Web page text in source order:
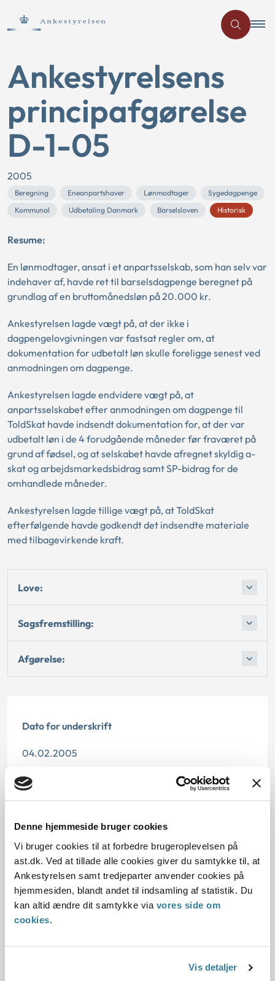
Denne hjemmeside bruger cookies
Vi bruger cookies til at forbedre brugeroplevelsen på
ast.dk. Ved at tillade alle cookies giver du samtykke til, at
Ankestyrelsen samt tredjeparter anvender cookies på
hjemmesiden, blandt andet til indsamling af statistik. Du
kan altid ændre dit samtykke via vores side om
cookies.
Vis detaljer
Ankestyrelsens
principafgørelse
D-1-05
2005
Beregning Eneanpartshaver Lønmodtager
Sygedagpenge
Kommunal
Udbetaling Danmark Barselsloven Historisk
Resume:
En lønmodtager, ansat i et anpartsselskab, som han selv var
indehaver af, havde ret til barselsdagpenge beregnet på
grundlag af en bruttomånedsløn på 20.000 kr.
Ankestyrelsen lagde vægt på, at der ikke i
dagpengelovgivningen var fastsat regler om, at
dokumentation for udbetalt løn skulle foreligge senest ved
anmodningen om dagpenge.
Ankestyrelsen lagde endvidere vægt på, at
anpartsselskabet efter anmodningen om dagpenge til
ToldSkat havde indsendt dokumentation for, at der var
udbetalt løn i de 4 forudgående måneder før fraværet på
grund af fødsel, og at selskabet havde afregnet skyldig a-
skat og arbejdsmarkedsbidrag samt SP-bidrag for de
omhandlede måneder.
Ankestyrelsen lagde tillige vægt på, at ToldSkat
efterfølgende havde godkendt det indsendte materiale
med tilbagevirkende kraft.
Love:
Sagsfremstilling:
Afgørelse:
Dato for underskrift
04.02.2005
Offentliggørelsesdato
Denne principafgørelse er kasseret den 2. april
2013, da den er erstattet af principafgørelse 45-13.
Paragraf
§ 33 § 18 § 1 § 9 § 2